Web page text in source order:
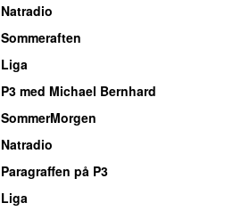
Natradio
Sommeraften
Liga
P3 med Michael Bernhard
SommerMorgen
Natradio
Paragraffen på P3
Liga